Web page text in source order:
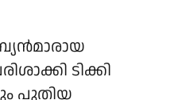
ടിക്കി
പുതിയ